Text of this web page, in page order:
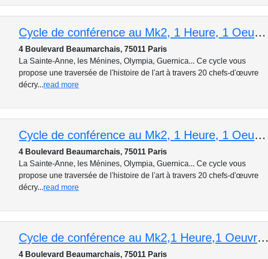
Cycle de conférence au Mk2, 1 Heure, 1 Oeuvre : Johannes Vermeer, « L’Allégorie de la peinture »
4 Boulevard Beaumarchais, 75011 Paris
La Sainte-Anne, les Ménines, Olympia, Guernica... Ce cycle vous
propose une traversée de l'histoire de l'art à travers 20 chefs-d'œuvre
décry...read more
Cycle de conférence au Mk2, 1 Heure, 1 Oeuvre : Le Caravage, « L’Incrédulité de Saint Thomas », 1603
4 Boulevard Beaumarchais, 75011 Paris
La Sainte-Anne, les Ménines, Olympia, Guernica... Ce cycle vous
propose une traversée de l'histoire de l'art à travers 20 chefs-d'œuvre
décry...read more
Cycle de conférence au Mk2,1 Heure,1 Oeuvre : Michel-Ange,La Chapelle Sixtine et le Jugement Dernier
4 Boulevard Beaumarchais, 75011 Paris